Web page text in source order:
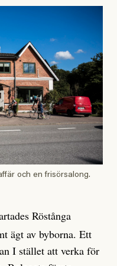
och en frisörsalong.
Röstånga
ägt av byborna. Ett
I stället att verka för